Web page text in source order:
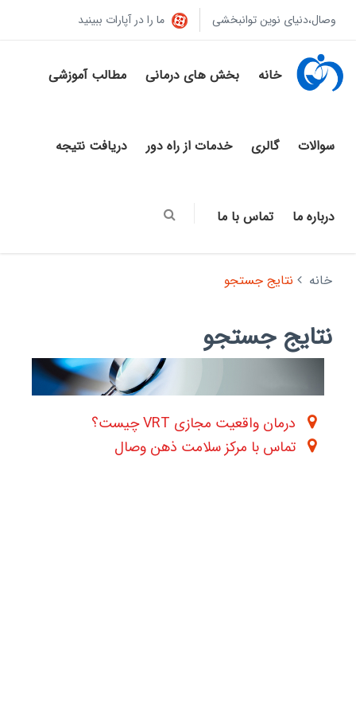
وصال،دنیای نوین توانبخشی ما را در آپارات ببینید
خانه بخش های درمانی مطالب آموزشی
سوالات گالری خدمات از راه دور دریافت نتیجه
درباره ما تماس با ما
خانه نتایج جستجو
نتایج جستجو
درمان واقعیت مجازی VRT چیست؟
تماس با مرکز سلامت ذهن وصال